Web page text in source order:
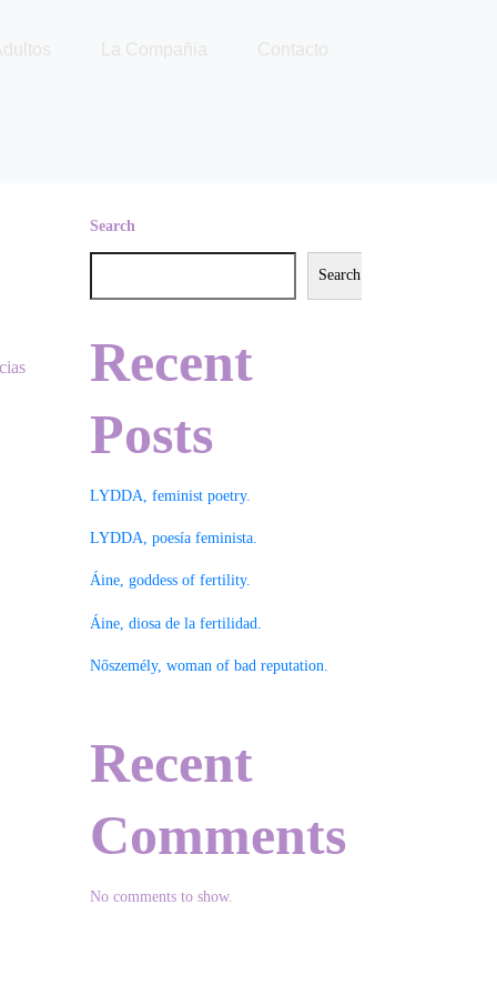
Search
Search
Recent
Posts
LYDDA, feminist poetry.
LYDDA, poesía feminista.
Áine, goddess of fertility.
Áine, diosa de la fertilidad.
Nőszemély, woman of bad reputation.
Recent
Comments
No comments to show.